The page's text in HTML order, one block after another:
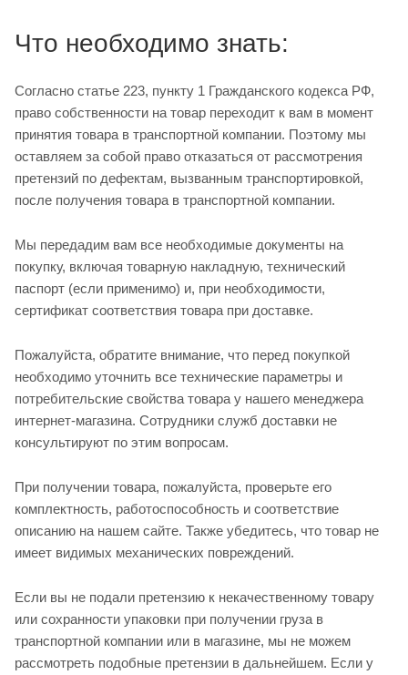
Что необходимо знать:
Согласно статье 223, пункту 1 Гражданского кодекса РФ,
право собственности на товар переходит к вам в момент
принятия товара в транспортной компании. Поэтому мы
оставляем за собой право отказаться от рассмотрения
претензий по дефектам, вызванным транспортировкой,
после получения товара в транспортной компании.
Мы передадим вам все необходимые документы на
покупку, включая товарную накладную, технический
паспорт (если применимо) и, при необходимости,
сертификат соответствия товара при доставке.
Пожалуйста, обратите внимание, что перед покупкой
необходимо уточнить все технические параметры и
потребительские свойства товара у нашего менеджера
интернет-магазина. Сотрудники служб доставки не
консультируют по этим вопросам.
При получении товара, пожалуйста, проверьте его
комплектность, работоспособность и соответствие
описанию на нашем сайте. Также убедитесь, что товар не
имеет видимых механических повреждений.
Если вы не подали претензию к некачественному товару
или сохранности упаковки при получении груза в
транспортной компании или в магазине, мы не можем
рассмотреть подобные претензии в дальнейшем. Если у